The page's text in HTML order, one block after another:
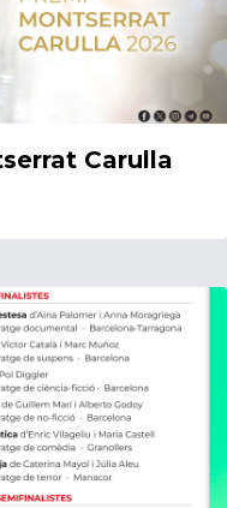
Carulla